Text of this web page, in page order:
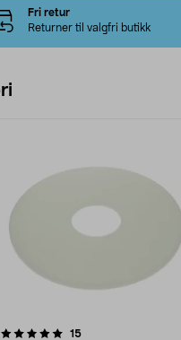
Fri retur
Returner til valgfri butikk
15anmeldelser
4.5 av 5 stjerner